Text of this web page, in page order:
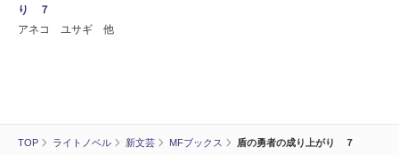
TOP ライトノベル 新文芸 MFブックス 盾の勇者の成り上がり ７
り ７
アネコ ユサギ 他